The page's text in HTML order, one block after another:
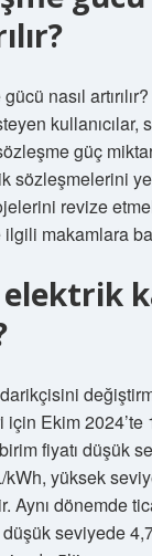
nasıl
kullanıcılar,
güç
sözleşmelerini
revize
makamlara
elektrik
için Ekim 2024’te
fiyatı düşük
kWh, yüksek
Aynı dönemde
düşük seviyede